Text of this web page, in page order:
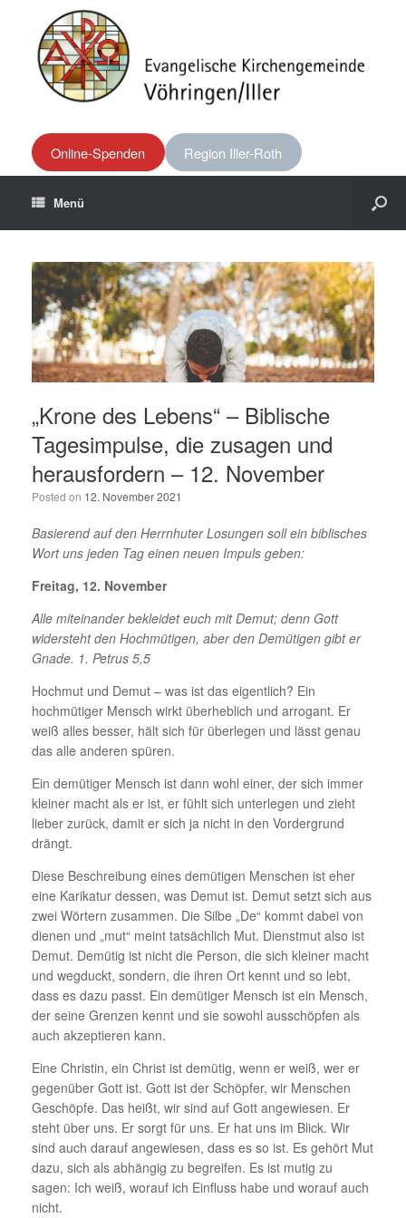
Online-Spenden Region Iller-Roth
Menü
„Krone des Lebens“ – Biblische
Tagesimpulse, die zusagen und
herausfordern – 12. November
Posted on 12. November 2021
Basierend auf den Herrnhuter Losungen soll ein biblisches
Wort uns jeden Tag einen neuen Impuls geben:
Freitag, 12. November
Alle miteinander bekleidet euch mit Demut; denn Gott
widersteht den Hochmütigen, aber den Demütigen gibt er
Gnade. 1. Petrus 5,5
Hochmut und Demut – was ist das eigentlich? Ein
hochmütiger Mensch wirkt überheblich und arrogant. Er
weiß alles besser, hält sich für überlegen und lässt genau
das alle anderen spüren.
Ein demütiger Mensch ist dann wohl einer, der sich immer
kleiner macht als er ist, er fühlt sich unterlegen und zieht
lieber zurück, damit er sich ja nicht in den Vordergrund
drängt.
Diese Beschreibung eines demütigen Menschen ist eher
eine Karikatur dessen, was Demut ist. Demut setzt sich aus
zwei Wörtern zusammen. Die Silbe „De“ kommt dabei von
dienen und „mut“ meint tatsächlich Mut. Dienstmut also ist
Demut. Demütig ist nicht die Person, die sich kleiner macht
und wegduckt, sondern, die ihren Ort kennt und so lebt,
dass es dazu passt. Ein demütiger Mensch ist ein Mensch,
der seine Grenzen kennt und sie sowohl ausschöpfen als
auch akzeptieren kann.
Eine Christin, ein Christ ist demütig, wenn er weiß, wer er
gegenüber Gott ist. Gott ist der Schöpfer, wir Menschen
Geschöpfe. Das heißt, wir sind auf Gott angewiesen. Er
steht über uns. Er sorgt für uns. Er hat uns im Blick. Wir
sind auch darauf angewiesen, dass es so ist. Es gehört Mut
dazu, sich als abhängig zu begreifen. Es ist mutig zu
sagen: Ich weiß, worauf ich Einfluss habe und worauf auch
nicht.